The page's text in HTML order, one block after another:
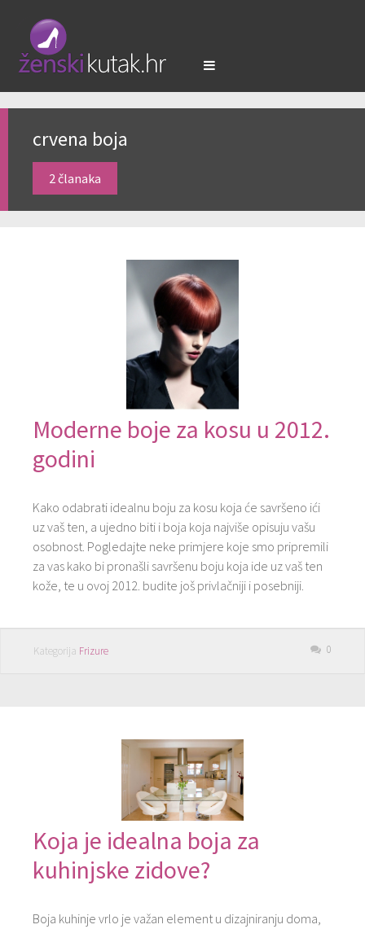
crvena boja
2 članaka
Moderne boje za kosu u 2012.
godini
Kako odabrati idealnu boju za kosu koja će savršeno ići
uz vaš ten, a ujedno biti i boja koja najviše opisuju vašu
osobnost. Pogledajte neke primjere koje smo pripremili
za vas kako bi pronašli savršenu boju koja ide uz vaš ten
kože, te u ovoj 2012. budite još privlačniji i posebniji.
Kategorija Frizure 0
Koja je idealna boja za
kuhinjske zidove?
Boja kuhinje vrlo je važan element u dizajniranju doma,